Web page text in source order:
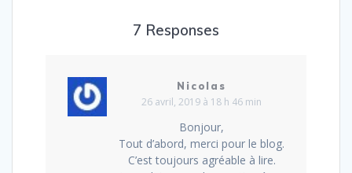
7 Responses
Nicolas
26 avril, 2019 à 18 h 46 min
Bonjour,
Tout d’abord, merci pour le blog.
C’est toujours agréable à lire.